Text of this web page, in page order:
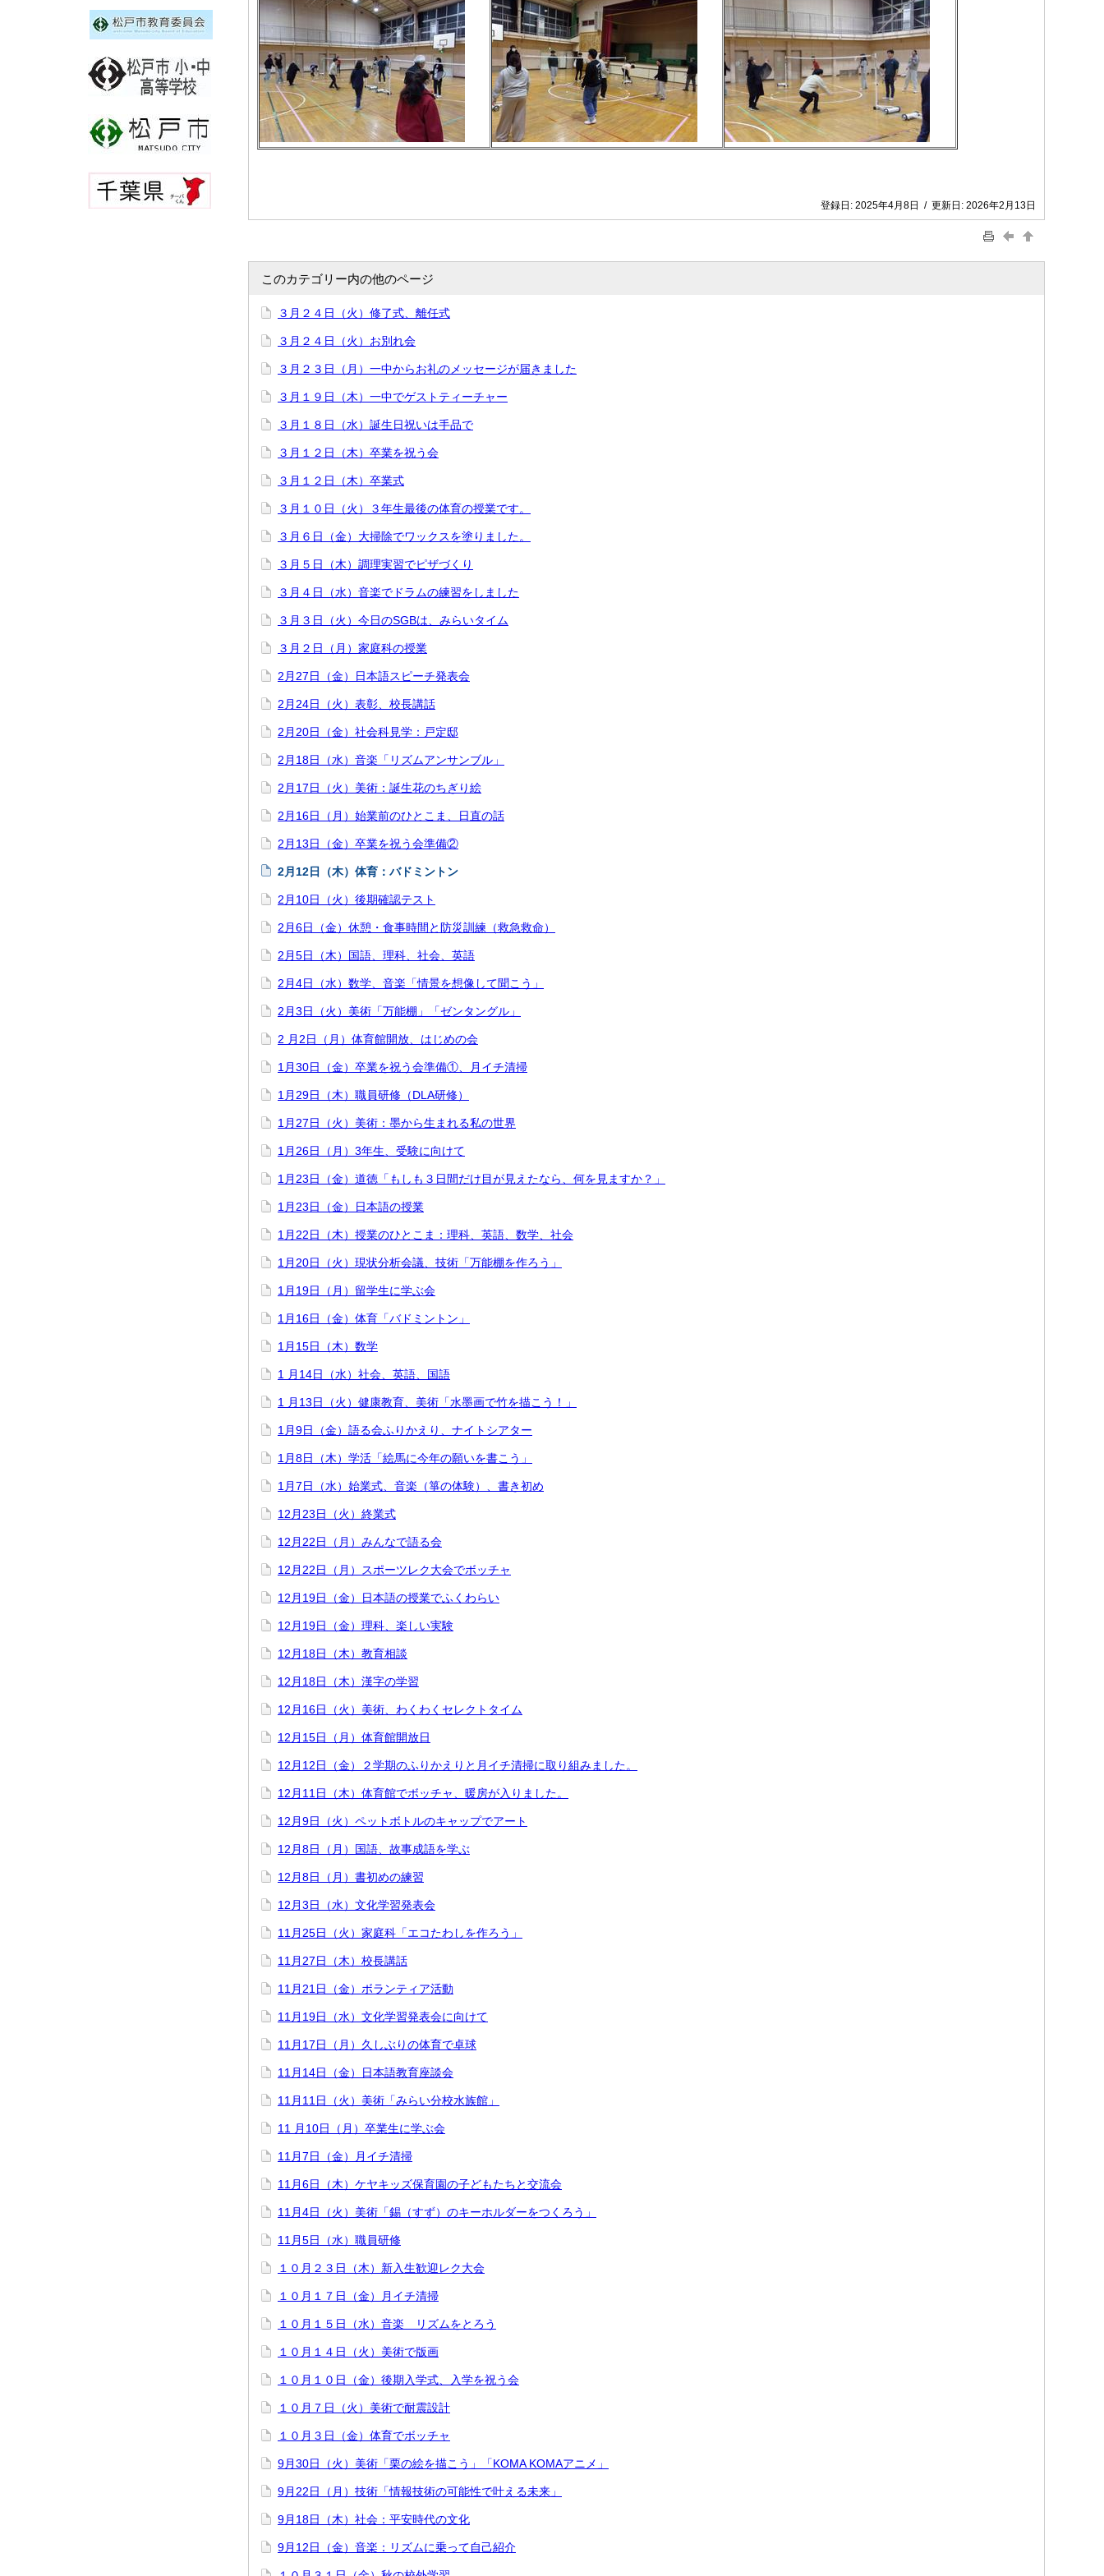
登録日: 2025年4月8日 / 更新日: 2026年2月13日
このカテゴリー内の他のページ
３月２４日（火）修了式、離任式
３月２４日（火）お別れ会
３月２３日（月）一中からお礼のメッセージが届きました
３月１９日（木）一中でゲストティーチャー
３月１８日（水）誕生日祝いは手品で
３月１２日（木）卒業を祝う会
３月１２日（木）卒業式
３月１０日（火）３年生最後の体育の授業です。
３月６日（金）大掃除でワックスを塗りました。
３月５日（木）調理実習でピザづくり
３月４日（水）音楽でドラムの練習をしました
３月３日（火）今日のSGBは、みらいタイム
３月２日（月）家庭科の授業
2月27日（金）日本語スピーチ発表会
2月24日（火）表彰、校長講話
2月20日（金）社会科見学：戸定邸
2月18日（水）音楽「リズムアンサンブル」
2月17日（火）美術：誕生花のちぎり絵
2月16日（月）始業前のひとこま、日直の話
2月13日（金）卒業を祝う会準備②
2月12日（木）体育：バドミントン
2月10日（火）後期確認テスト
2月6日（金）休憩・食事時間と防災訓練（救急救命）
2月5日（木）国語、理科、社会、英語
2月4日（水）数学、音楽「情景を想像して聞こう」
2月3日（火）美術「万能棚」「ゼンタングル」
2 月2日（月）体育館開放、はじめの会
1月30日（金）卒業を祝う会準備①、月イチ清掃
1月29日（木）職員研修（DLA研修）
1月27日（火）美術：墨から生まれる私の世界
1月26日（月）3年生、受験に向けて
1月23日（金）道徳「もしも３日間だけ目が見えたなら、何を見ますか？」
1月23日（金）日本語の授業
1月22日（木）授業のひとこま：理科、英語、数学、社会
1月20日（火）現状分析会議、技術「万能棚を作ろう」
1月19日（月）留学生に学ぶ会
1月16日（金）体育「バドミントン」
1月15日（木）数学
1 月14日（水）社会、英語、国語
1 月13日（火）健康教育、美術「水墨画で竹を描こう！」
1月9日（金）語る会ふりかえり、ナイトシアター
1月8日（木）学活「絵馬に今年の願いを書こう」
1月7日（水）始業式、音楽（箏の体験）、書き初め
12月23日（火）終業式
12月22日（月）みんなで語る会
12月22日（月）スポーツレク大会でボッチャ
12月19日（金）日本語の授業でふくわらい
12月19日（金）理科、楽しい実験
12月18日（木）教育相談
12月18日（木）漢字の学習
12月16日（火）美術、わくわくセレクトタイム
12月15日（月）体育館開放日
12月12日（金）２学期のふりかえりと月イチ清掃に取り組みました。
12月11日（木）体育館でボッチャ、暖房が入りました。
12月9日（火）ペットボトルのキャップでアート
12月8日（月）国語、故事成語を学ぶ
12月8日（月）書初めの練習
12月3日（水）文化学習発表会
11月25日（火）家庭科「エコたわしを作ろう」
11月27日（木）校長講話
11月21日（金）ボランティア活動
11月19日（水）文化学習発表会に向けて
11月17日（月）久しぶりの体育で卓球
11月14日（金）日本語教育座談会
11月11日（火）美術「みらい分校水族館」
11 月10日（月）卒業生に学ぶ会
11月7日（金）月イチ清掃
11月6日（木）ケヤキッズ保育園の子どもたちと交流会
11月4日（火）美術「錫（すず）のキーホルダーをつくろう」
11月5日（水）職員研修
１０月２３日（木）新入生歓迎レク大会
１０月１７日（金）月イチ清掃
１０月１５日（水）音楽 リズムをとろう
１０月１４日（火）美術で版画
１０月１０日（金）後期入学式、入学を祝う会
１０月７日（火）美術で耐震設計
１０月３日（金）体育でボッチャ
9月30日（火）美術「栗の絵を描こう」「KOMA KOMAアニメ」
9月22日（月）技術「情報技術の可能性で叶える未来」
9月18日（木）社会：平安時代の文化
9月12日（金）音楽：リズムに乗って自己紹介